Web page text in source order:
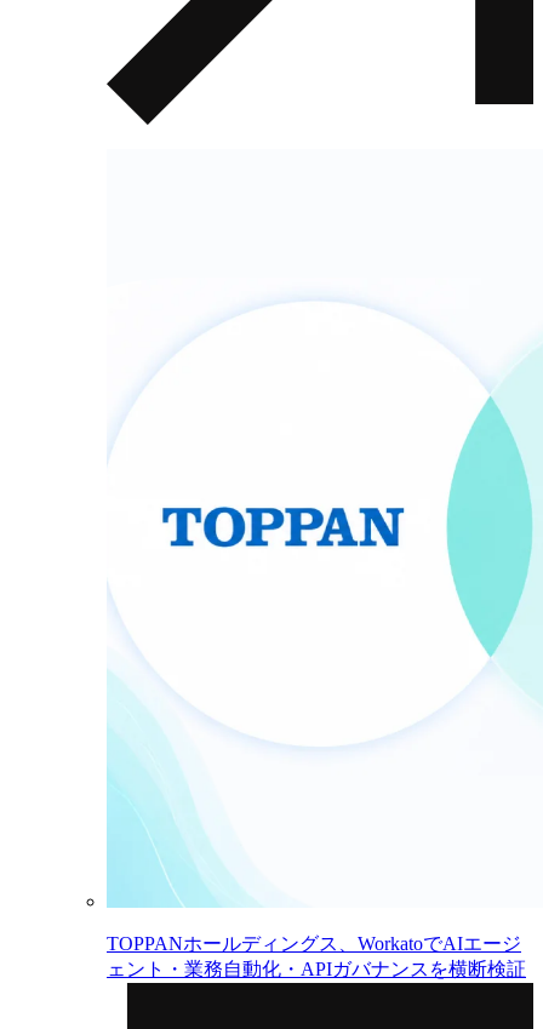
TOPPANホールディングス、WorkatoでAIエージ
ェント・業務自動化・APIガバナンスを横断検証